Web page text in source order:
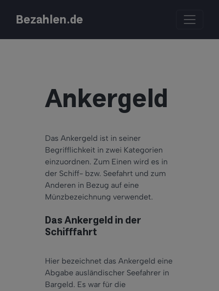
Bezahlen.de
Ankergeld
Das Ankergeld ist in seiner
Begrifflichkeit in zwei Kategorien
einzuordnen. Zum Einen wird es in
der Schiff- bzw. Seefahrt und zum
Anderen in Bezug auf eine
Münzbezeichnung verwendet.
Das Ankergeld in der
Schifffahrt
Hier bezeichnet das Ankergeld eine
Abgabe ausländischer Seefahrer in
Bargeld. Es war für die